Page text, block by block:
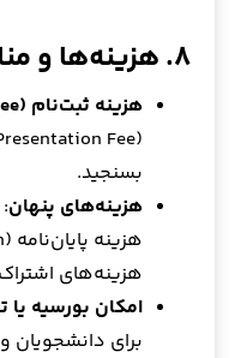
۸. هزینه‌ها و منابع مالی
هزینه ثبت‌نام (Registration Fee)
بسنجید.
هزینه‌های پنهان
هزینه‌های
امکان بورسیه یا
برای دانشجویان